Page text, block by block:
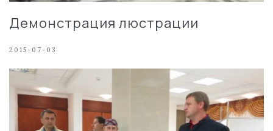
Демонстрация люстрации
2015-07-03